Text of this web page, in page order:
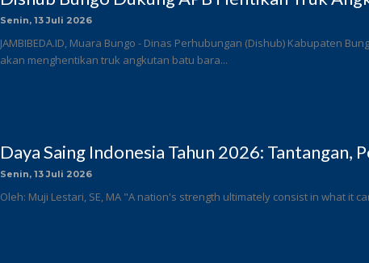
Senin, 13 Juli 2026
JAMBIBEDA.ID, Muara Bungo - Dinas Perhubungan (Dishub) Kabupaten
akan menghentikan truk angkutan batu bara...
Daya Saing Indonesia Tahun 2026: Tantangan,
Senin, 13 Juli 2026
Oleh: Muji Lestari, SE, MA "A nation's strength ultimately consist in what it